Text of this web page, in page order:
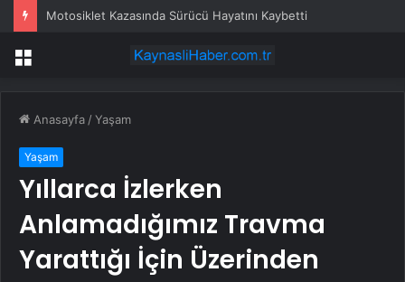
Motosiklet Kazasında Sürücü Hayatını Kaybetti
Menü
Anasayfa /Yaşam
Yaşam
Yıllarca İzlerken
Anlamadığımız Travma
Yarattığı İçin Üzerinden